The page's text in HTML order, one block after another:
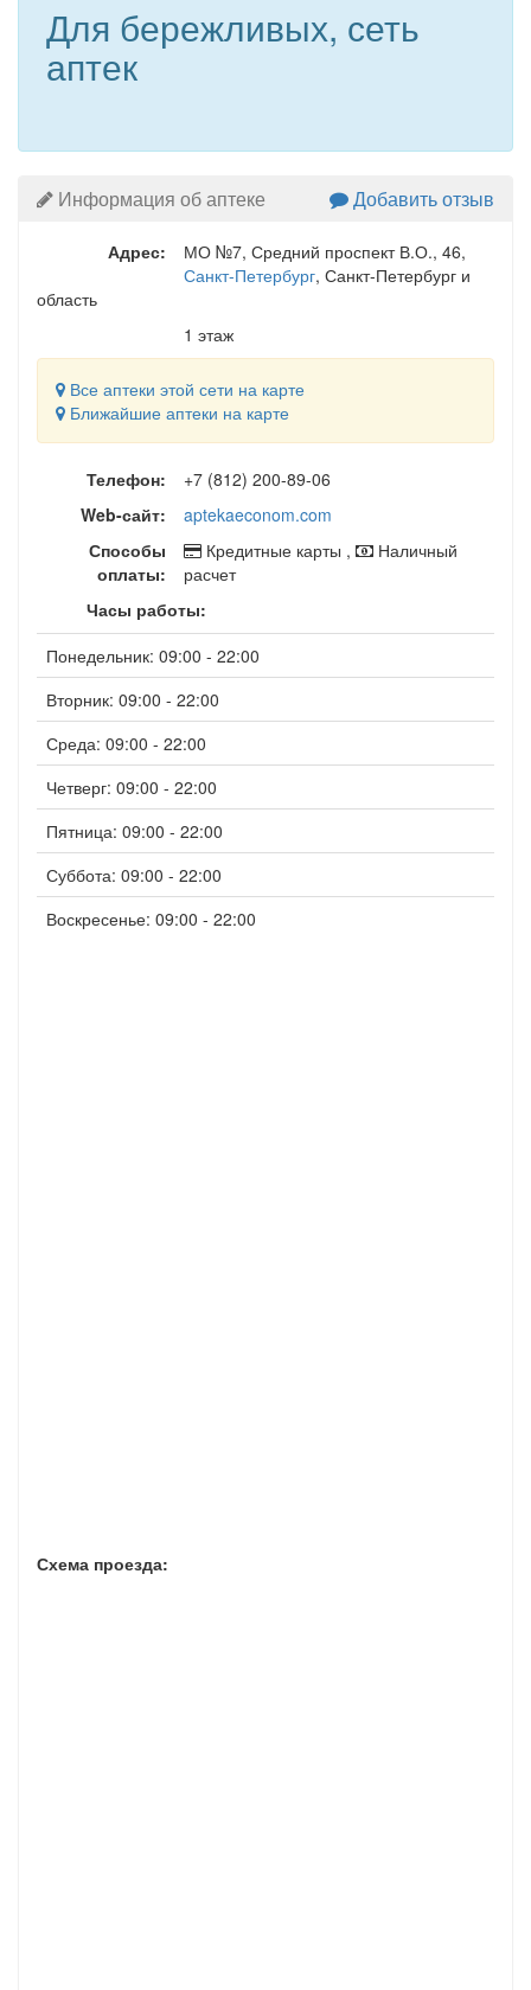
Для бережливых, сеть
аптек
Информация об аптеке Добавить отзыв
Адрес: МО №7, Средний проспект В.О., 46,
Санкт-Петербург, Санкт-Петербург и
область
1 этаж
Все аптеки этой сети на карте
Ближайшие аптеки на карте
Телефон:
+7 (812) 200-89-06
Web-сайт:
aptekaeconom.com
Способы
оплаты:
Кредитные карты ,
Наличный
расчет
Часы работы:
Понедельник: 09:00 - 22:00
Вторник: 09:00 - 22:00
Среда: 09:00 - 22:00
Четверг: 09:00 - 22:00
Пятница: 09:00 - 22:00
Суббота: 09:00 - 22:00
Воскресенье: 09:00 - 22:00
Схема проезда: